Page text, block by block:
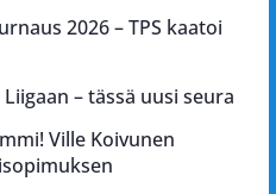
2026 – TPS kaatoi
– tässä uusi seura
Ville Koivunen